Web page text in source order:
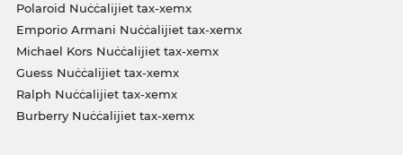
Polaroid Nuċċalijiet tax-xemx
Emporio Armani Nuċċalijiet tax-xemx
Michael Kors Nuċċalijiet tax-xemx
Guess Nuċċalijiet tax-xemx
Ralph Nuċċalijiet tax-xemx
Burberry Nuċċalijiet tax-xemx